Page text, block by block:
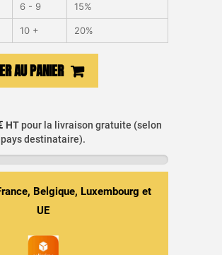
6 - 9 15%
10 + 20%
AU PANIER
HTpour la livraison gratuite (selon
pays destinataire).
Belgique, Luxembourg et
UE